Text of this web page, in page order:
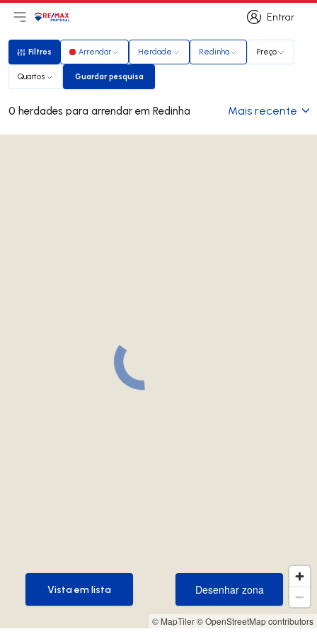
Entrar
Entrar
Abri menu principal
LogoIr para página inicial
Filtros
Filtros Arrendar Herdade Redinha Preço
Quartos Guardar pesquisa
Guardar pesquisa
0 herdades para arrendar em Redinha Mais recente
© MapTiler© OpenStreetMap contributors
Desenhar zona
Desenhar zona
Vista em lista
Vista em lista